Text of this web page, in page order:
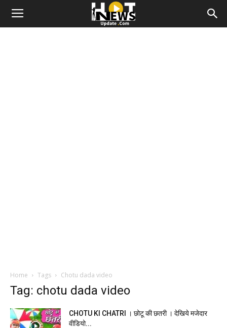
Home Tags Chotu dada video
Tag: chotu dada video
CHOTU KI CHATRI । छोटू की छतरी । देखिये मजेदार
वीडियो...